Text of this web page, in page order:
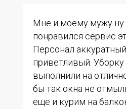
Мне и моему мужу ну
понравился сервис
Персонал
приветливый. Уборку
выполнили на
бы так окна не
еще и курим на